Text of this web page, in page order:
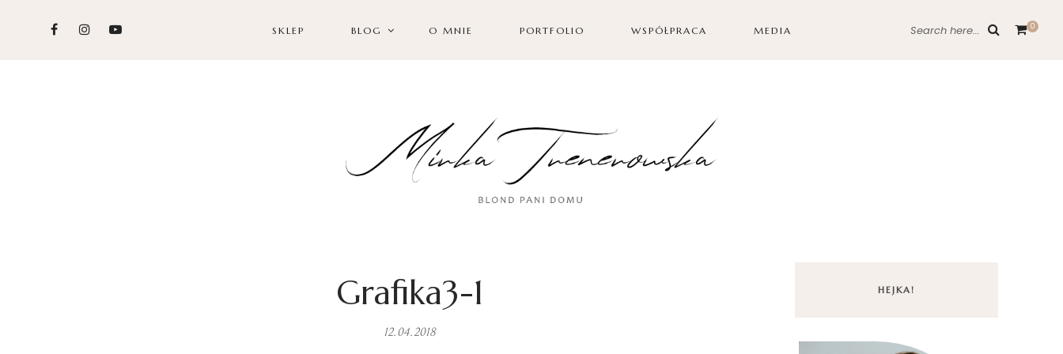
SKLEP BLOG O MNIE PORTFOLIO WSPÓŁPRACA MEDIA Search here... 0
Grafika3-1
12.04.2018
HEJKA!